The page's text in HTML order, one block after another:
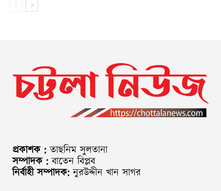
প্রকাশক : তাছনিম সুলতানা
সম্পাদক : বাতেন বিপ্লব
নির্বাহী সম্পাদক: নুরউদ্দীন খান সাগর